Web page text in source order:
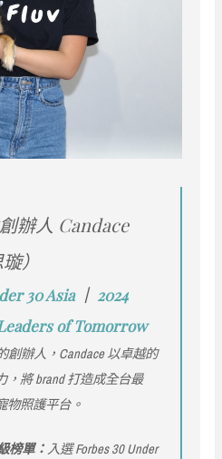
辦人 Candace
）
30 Asia｜ 2024
of Tomorrow
創辦人，Candace 以卓越的
，將 brand 打造成全台最
物照護平台。
榜單： 入選 Forbes 30 Under